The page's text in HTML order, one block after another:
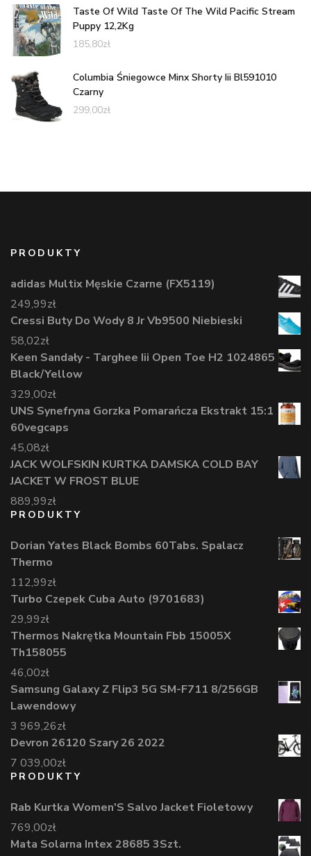
Taste Of Wild Taste Of The Wild Pacific Stream
Puppy 12,2Kg
185,80zł
Columbia Śniegowce Minx Shorty Iii Bl591010
Czarny
299,00zł
PRODUKTY
adidas Multix Męskie Czarne (FX5119)
249,99zł
Cressi Buty Do Wody 8 Jr Vb9500 Niebieski
58,02zł
Keen Sandały - Targhee Iii Open Toe H2 1024865
Black/Yellow
329,00zł
UNS Synefryna Gorzka Pomarańcza Ekstrakt 15:1
60vegcaps
45,08zł
JACK WOLFSKIN KURTKA DAMSKA COLD BAY
JACKET W FROST BLUE
889,99zł
PRODUKTY
Dorian Yates Black Bombs 60Tabs. Spalacz
Thermo
112,99zł
Turbo Czepek Cuba Auto (9701683)
29,99zł
Thermos Nakrętka Mountain Fbb 15005X
Th158055
46,00zł
Samsung Galaxy Z Flip3 5G SM-F711 8/256GB
Lawendowy
3 969,26zł
Devron 26120 Szary 26 2022
7 039,00zł
PRODUKTY
Rab Kurtka Women'S Salvo Jacket Fioletowy
769,00zł
Mata Solarna Intex 28685 3Szt.